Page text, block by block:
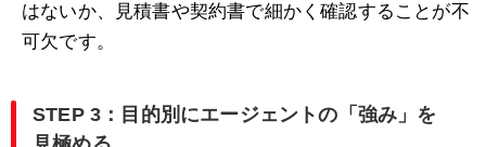
はないか、見積書や契約書で細かく確認することが不
可欠です。
STEP 3：目的別にエージェントの「強み」を